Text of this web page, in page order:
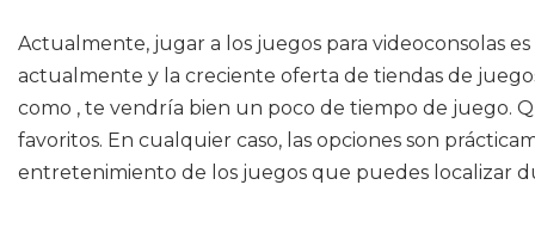
Actualmente, jugar a los juegos para videoconsolas
actualmente y la creciente oferta de tiendas de
como , te vendría bien un poco de tiempo de juego.
favoritos. En cualquier caso, las opciones son
entretenimiento de los juegos que puedes localizar